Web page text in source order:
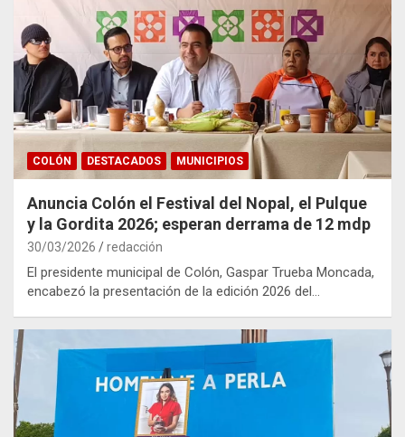
COLÓN DESTACADOS MUNICIPIOS
Anuncia Colón el Festival del Nopal, el Pulque
y la Gordita 2026; esperan derrama de 12 mdp
30/03/2026 redacción
El presidente municipal de Colón, Gaspar Trueba Moncada,
encabezó la presentación de la edición 2026 del…